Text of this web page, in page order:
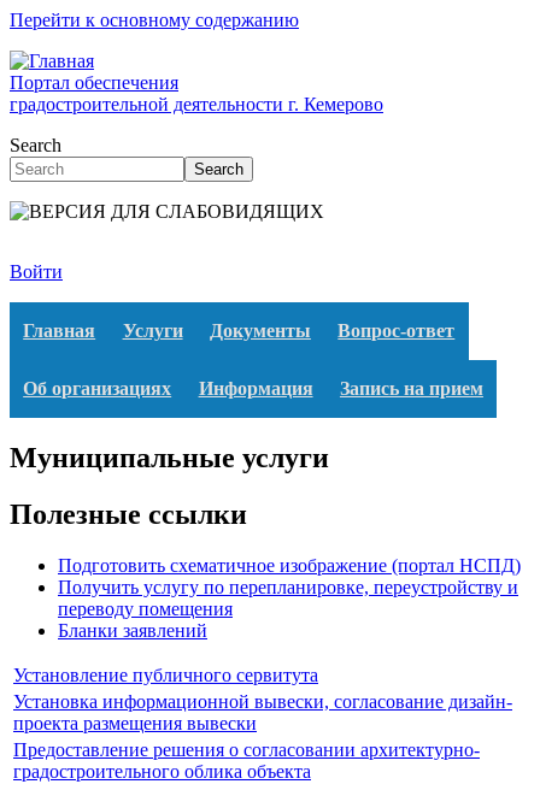
Перейти к основному содержанию
Портал обеспечения
градостроительной деятельности г. Кемерово
Search
Search
Войти
Главная Услуги Документы Вопрос-ответ
Об организациях Информация Запись на прием
Муниципальные услуги
Полезные ссылки
Подготовить схематичное изображение (портал НСПД)
Получить услугу по перепланировке, переустройству и
переводу помещения
Бланки заявлений
Установление публичного сервитута
Установка информационной вывески, согласование дизайн-
проекта размещения вывески
Предоставление решения о согласовании архитектурно-
градостроительного облика объекта